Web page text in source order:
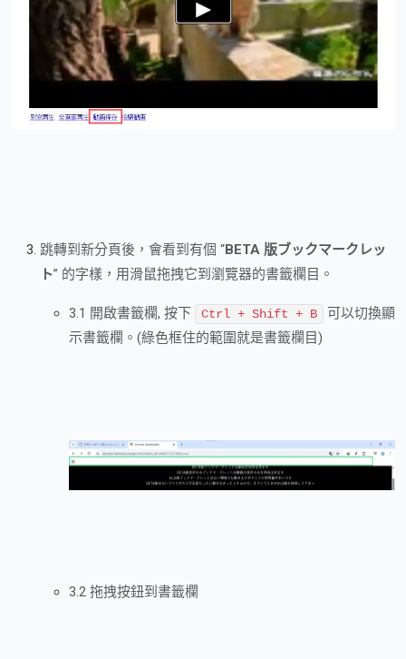
跳轉到新分頁後，會看到有個 “BETA 版ブックマークレッ
ト” 的字樣，用滑鼠拖拽它到瀏覽器的書籤欄目。
3.1 開啟書籤欄, 按下 Ctrl + Shift + B
可以切換顯
示書籤欄。(綠色框住的範圍就是書籤欄目)
3.2 拖拽按鈕到書籤欄